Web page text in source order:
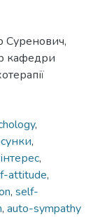
Суренович,
кафедри
,
,
,
attitude,
, self-
, auto-sympathy